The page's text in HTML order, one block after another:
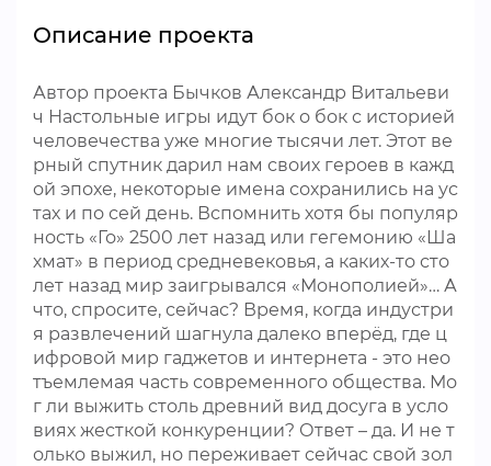
Описание проекта
Автор проекта Бычков Александр Витальеви
ч Настольные игры идут бок о бок с историей
человечества уже многие тысячи лет. Этот ве
рный спутник дарил нам своих героев в кажд
ой эпохе, некоторые имена сохранились на ус
тах и по сей день. Вспомнить хотя бы популяр
ность «Го» 2500 лет назад или гегемонию «Ша
хмат» в период средневековья, а каких-то сто
лет назад мир заигрывался «Монополией»… А
что, спросите, сейчас? Время, когда индустри
я развлечений шагнула далеко вперёд, где ц
ифровой мир гаджетов и интернета - это нео
тъемлемая часть современного общества. Мо
г ли выжить столь древний вид досуга в усло
виях жесткой конкуренции? Ответ – да. И не т
олько выжил, но переживает сейчас свой зол